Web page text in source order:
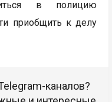
в полицию
приобщить к делу
каналов?